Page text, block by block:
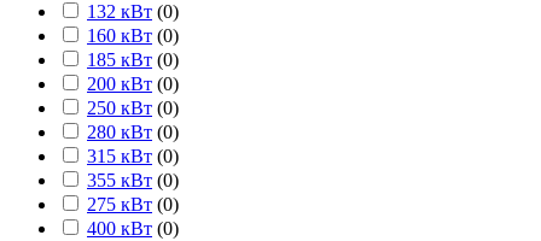
132 кВт (0)
160 кВт (0)
185 кВт (0)
200 кВт (0)
250 кВт (0)
280 кВт (0)
315 кВт (0)
355 кВт (0)
275 кВт (0)
400 кВт (0)